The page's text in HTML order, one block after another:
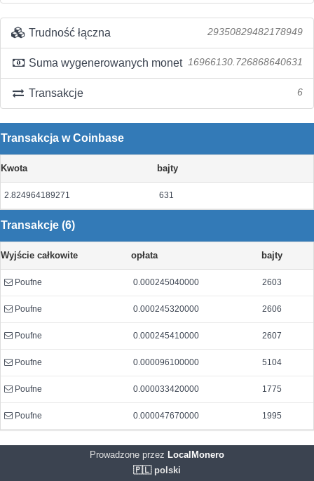
Trudność łączna 29350829482178949
Suma wygenerowanych monet 16966130.726868640631
Transakcje 6
Transakcja w Coinbase
Kwota bajty
2.824964189271 631
Transakcje (6)
Wyjście całkowite opłata bajty
Poufne 0.000245040000 2603
Poufne 0.000245320000 2606
Poufne 0.000245410000 2607
Poufne 0.000096100000 5104
Poufne 0.000033420000 1775
Poufne 0.000047670000 1995
Prowadzone przez LocalMonero
🇵🇱 polski